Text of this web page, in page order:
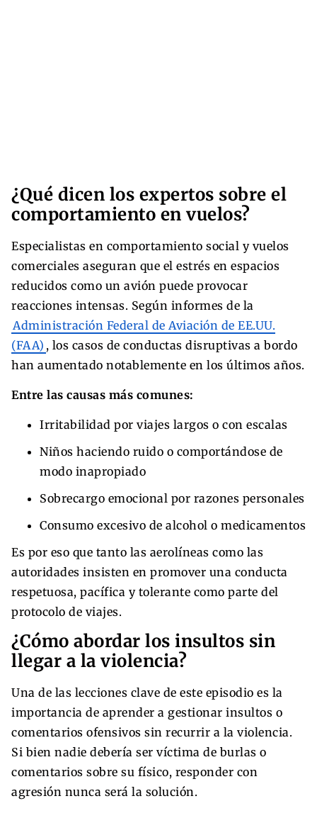
¿Qué dicen los expertos sobre el
comportamiento en vuelos?
Especialistas en comportamiento social y vuelos
comerciales aseguran que el estrés en espacios
reducidos como un avión puede provocar
reacciones intensas. Según informes de la
Administración Federal de Aviación de EE.UU.
(FAA) , los casos de conductas disruptivas a bordo
han aumentado notablemente en los últimos años.
Entre las causas más comunes:
Irritabilidad por viajes largos o con escalas
Niños haciendo ruido o comportándose de
modo inapropiado
Sobrecargo emocional por razones personales
Consumo excesivo de alcohol o medicamentos
Es por eso que tanto las aerolíneas como las
autoridades insisten en promover una conducta
respetuosa, pacífica y tolerante como parte del
protocolo de viajes.
¿Cómo abordar los insultos sin
llegar a la violencia?
Una de las lecciones clave de este episodio es la
importancia de aprender a gestionar insultos o
comentarios ofensivos sin recurrir a la violencia.
Si bien nadie debería ser víctima de burlas o
comentarios sobre su físico, responder con
agresión nunca será la solución.